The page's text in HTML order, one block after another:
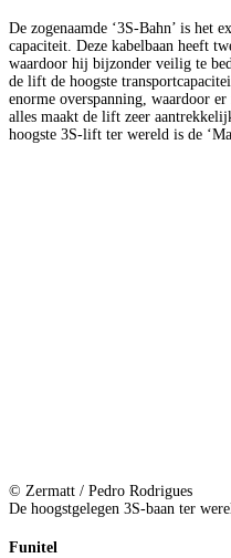
De zogenaamde ‘3S-Bahn’ is het
capaciteit. Deze kabelbaan heeft
waardoor hij bijzonder veilig te
de lift de hoogste
enorme overspanning, waardoor
alles maakt de lift zeer
hoogste 3S-lift ter wereld is de
© Zermatt / Pedro Rodrigues
De hoogstgelegen 3S-baan ter
Funitel